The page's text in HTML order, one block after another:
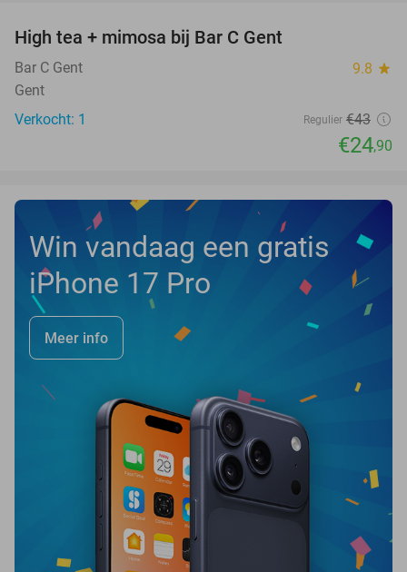
TODAY
High tea + mimosa bij Bar C Gent
Bar C Gent 9.8 star
Gent
Verkocht: 1
Regulier €43
€24,90
Win vandaag een gratis
iPhone 17 Pro
Meer info